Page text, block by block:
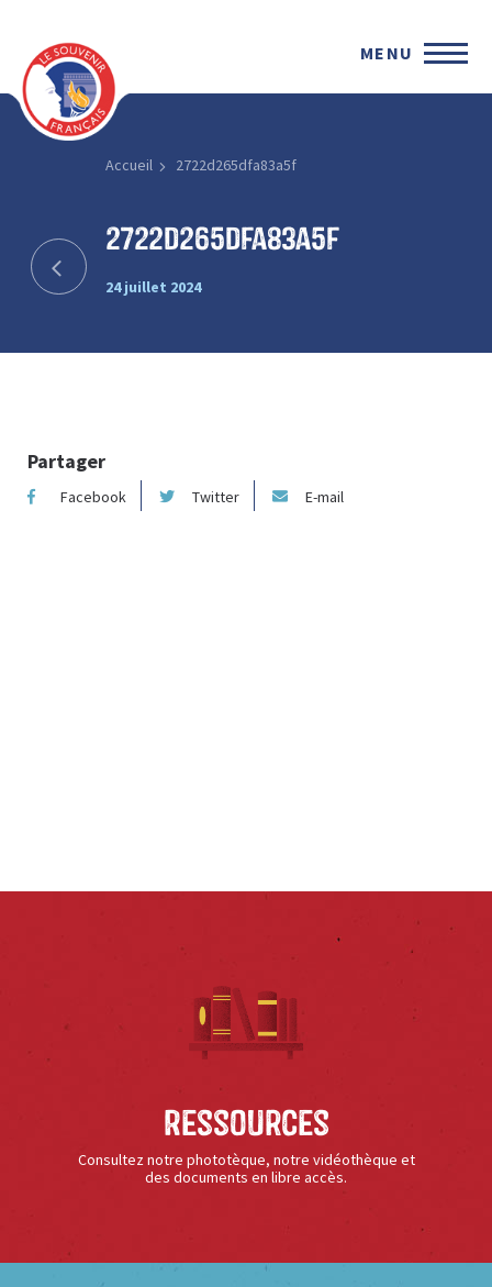
MENU
Accueil 2722d265dfa83a5f
2722d265dfa83a5f
24 juillet 2024
Partager
Facebook Twitter E-mail
Ressources
Consultez notre phototèque, notre vidéothèque et
des documents en libre accès.